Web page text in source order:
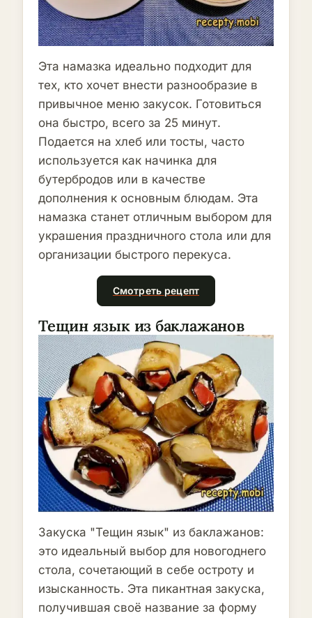
Эта намазка идеально подходит для
тех, кто хочет внести разнообразие в
привычное меню закусок. Готовиться
она быстро, всего за 25 минут.
Подается на хлеб или тосты, часто
используется как начинка для
бутербродов или в качестве
дополнения к основным блюдам. Эта
намазка станет отличным выбором для
украшения праздничного стола или для
организации быстрого перекуса.
Смотреть рецепт
Тещин язык из баклажанов
Закуска "Тещин язык" из баклажанов:
это идеальный выбор для новогоднего
стола, сочетающий в себе остроту и
изысканность. Эта пикантная закуска,
получившая своё название за форму